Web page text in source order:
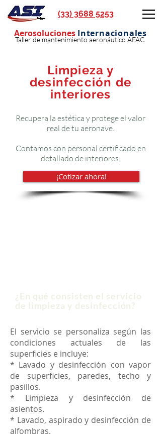
(33) 3688 5253
Aerosoluciones Internacionales
Taller de mantenimiento aeronáutico AFAC
Limpieza y
desinfección de
interiores
Recupera la estética y protege el valor
real de tu aeronave.
Contamos con personal certificado en
detallado de interiores.
¡Cotizar ahora!
¿En qué consisten el servicio
de limpieza y desinfección?
El servicio se personaliza según las
condiciones actuales de las
superficies e incluye:
* Lavado y desinfección con vapor
de superficies, paredes, techo y
pasillos.
* Limpieza y desinfección de
asientos.
* Lavado, aspirado y desinfección de
alfombras.